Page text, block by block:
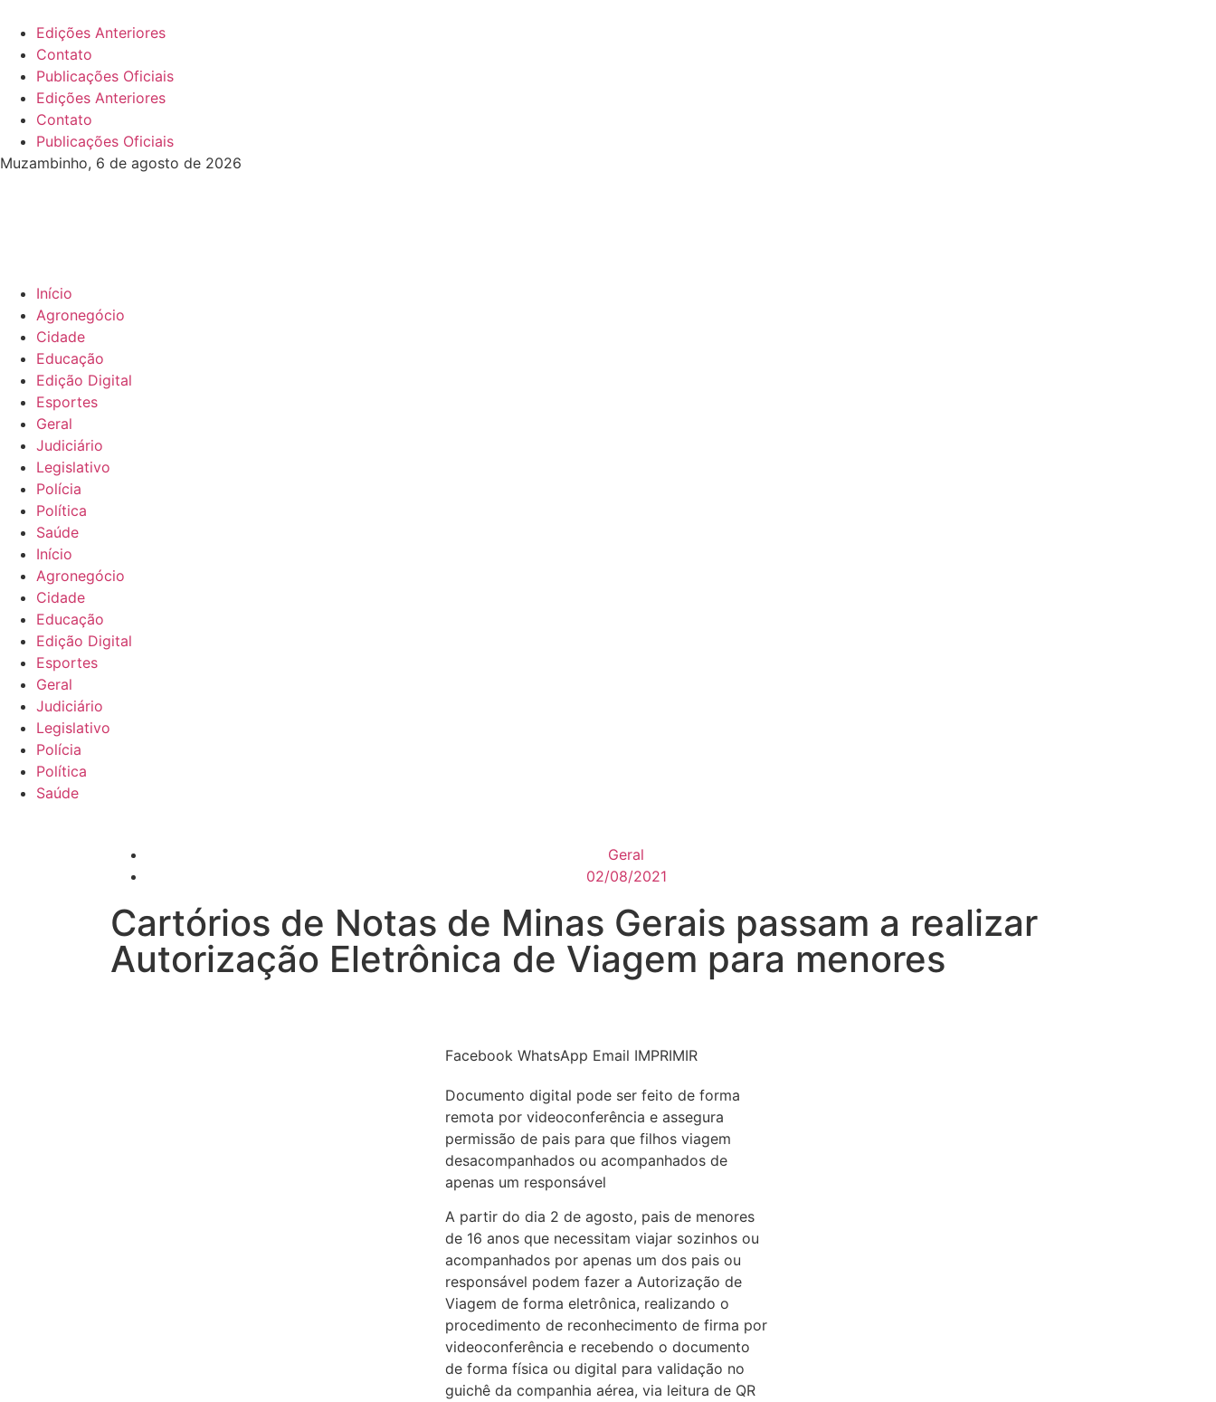
Edições Anteriores
Contato
Publicações Oficiais
Edições Anteriores
Contato
Publicações Oficiais
Muzambinho, 6 de agosto de 2026
Início
Agronegócio
Cidade
Educação
Edição Digital
Esportes
Geral
Judiciário
Legislativo
Polícia
Política
Saúde
Início
Agronegócio
Cidade
Educação
Edição Digital
Esportes
Geral
Judiciário
Legislativo
Polícia
Política
Saúde
Geral
02/08/2021
Cartórios de Notas de Minas Gerais passam a realizar
Autorização Eletrônica de Viagem para menores
Facebook WhatsApp Email IMPRIMIR
Documento digital pode ser feito de forma
remota por videoconferência e assegura
permissão de pais para que filhos viagem
desacompanhados ou acompanhados de
apenas um responsável
A partir do dia 2 de agosto, pais de menores
de 16 anos que necessitam viajar sozinhos ou
acompanhados por apenas um dos pais ou
responsável podem fazer a Autorização de
Viagem de forma eletrônica, realizando o
procedimento de reconhecimento de firma por
videoconferência e recebendo o documento
de forma física ou digital para validação no
guichê da companhia aérea, via leitura de QR